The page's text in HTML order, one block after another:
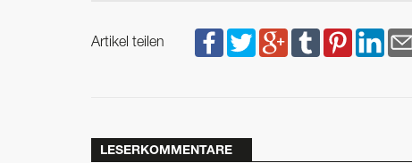
Artikel teilen
LESERKOMMENTARE